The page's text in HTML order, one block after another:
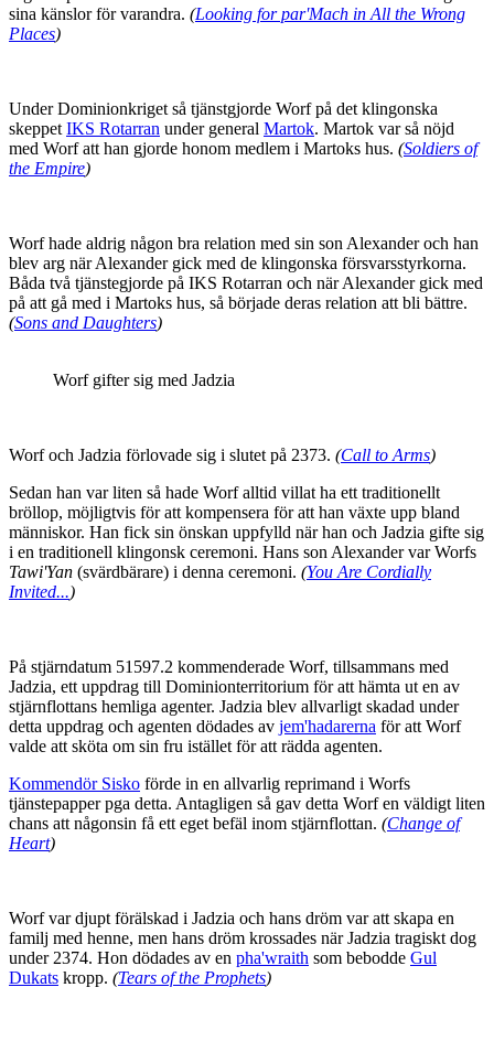
sina känslor för varandra. (Looking for par'Mach in All the Wrong
Places)
Under Dominionkriget så tjänstgjorde Worf på det klingonska
skeppet IKS Rotarran under general Martok. Martok var så nöjd
med Worf att han gjorde honom medlem i Martoks hus. (Soldiers of
the Empire)
Worf hade aldrig någon bra relation med sin son Alexander och han
blev arg när Alexander gick med de klingonska försvarsstyrkorna.
Båda två tjänstegjorde på IKS Rotarran och när Alexander gick med
på att gå med i Martoks hus, så började deras relation att bli bättre.
(Sons and Daughters)
Worf gifter sig med Jadzia
Worf och Jadzia förlovade sig i slutet på 2373. (Call to Arms)
Sedan han var liten så hade Worf alltid villat ha ett traditionellt
bröllop, möjligtvis för att kompensera för att han växte upp bland
människor. Han fick sin önskan uppfylld när han och Jadzia gifte sig
i en traditionell klingonsk ceremoni. Hans son Alexander var Worfs
Tawi'Yan (svärdbärare) i denna ceremoni. (You Are Cordially
Invited...)
På stjärndatum 51597.2 kommenderade Worf, tillsammans med
Jadzia, ett uppdrag till Dominionterritorium för att hämta ut en av
stjärnflottans hemliga agenter. Jadzia blev allvarligt skadad under
detta uppdrag och agenten dödades av jem'hadarerna för att Worf
valde att sköta om sin fru istället för att rädda agenten.
Kommendör Sisko förde in en allvarlig reprimand i Worfs
tjänstepapper pga detta. Antagligen så gav detta Worf en väldigt liten
chans att någonsin få ett eget befäl inom stjärnflottan. (Change of
Heart)
Worf var djupt förälskad i Jadzia och hans dröm var att skapa en
familj med henne, men hans dröm krossades när Jadzia tragiskt dog
under 2374. Hon dödades av en pha'wraith som bebodde Gul
Dukats kropp. (Tears of the Prophets)